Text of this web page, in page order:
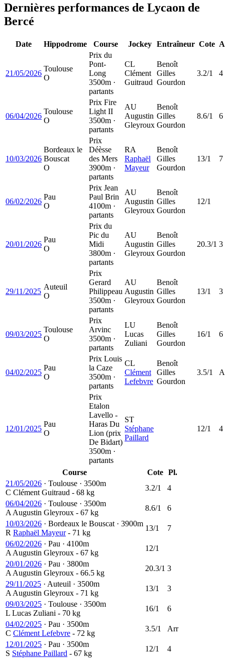
Dernières performances de Lycaon de
Bercé
Date Hippodrome Course Jockey Entraîneur Cote
21/05/2026
Toulouse
O
Prix du
Pont-
Long
3500m ·
partants
CL
Clément
Guitraud
Benoît
Gilles
Gourdon
3.2/1 4
06/04/2026
Toulouse
O
Prix Fire
Light II
3500m ·
partants
AU
Augustin
Gleyroux
Benoît
Gilles
Gourdon
8.6/1 6
10/03/2026
Bordeaux le
Bouscat
O
Prix
Déèsse
des Mers
3900m ·
partants
RA
Raphaël
Mayeur
Benoît
Gilles
Gourdon
13/1 7
06/02/2026
Pau
O
Prix Jean
Paul Brin
4100m ·
partants
AU
Augustin
Gleyroux
Benoît
Gilles
Gourdon
12/1
20/01/2026
Pau
O
Prix du
Pic du
Midi
3800m ·
partants
AU
Augustin
Gleyroux
Benoît
Gilles
Gourdon
20.3/1 3
29/11/2025
Auteuil
O
Prix
Gerard
Philippeau
3500m ·
partants
AU
Augustin
Gleyroux
Benoît
Gilles
Gourdon
13/1 3
09/03/2025
Toulouse
O
Prix
Arvinc
3500m ·
partants
LU
Lucas
Zuliani
Benoît
Gilles
Gourdon
16/1 6
04/02/2025
Pau
O
Prix Louis
la Caze
3500m ·
partants
CL
Clément
Lefebvre
Benoît
Gilles
Gourdon
3.5/1
12/01/2025
Pau
O
Prix
Etalon
Lavello -
Haras Du
Lion (prix
De Bidart)
3500m ·
partants
ST
Stéphane
Paillard
12/1 4
Course Cote Pl.
21/05/2026 · Toulouse · 3500m
C Clément Guitraud - 68 kg
3.2/1
4
06/04/2026 · Toulouse · 3500m
A Augustin Gleyroux - 67 kg
8.6/1
6
10/03/2026 · Bordeaux le Bouscat · 3900m
R Raphaël Mayeur - 71 kg
13/1
7
06/02/2026 · Pau · 4100m
A Augustin Gleyroux - 67 kg
12/1
20/01/2026 · Pau · 3800m
A Augustin Gleyroux - 66.5 kg
20.3/1 3
29/11/2025 · Auteuil · 3500m
A Augustin Gleyroux - 71 kg
13/1
3
09/03/2025 · Toulouse · 3500m
L Lucas Zuliani - 70 kg
16/1
6
04/02/2025 · Pau · 3500m
C Clément Lefebvre - 72 kg
3.5/1
Arr
12/01/2025 · Pau · 3500m
S Stéphane Paillard - 67 kg
12/1 4